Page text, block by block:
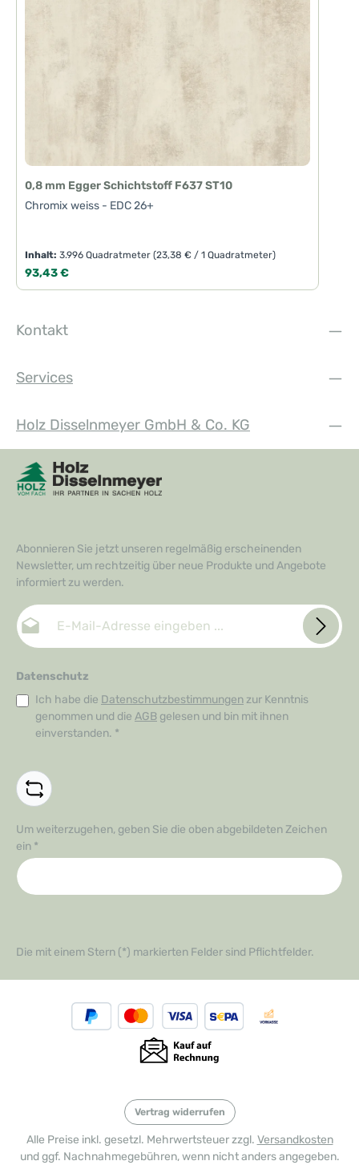
0,8 mm Egger Schichtstoff F637 ST10
Chromix weiss - EDC 26+
Inhalt:3.996 Quadratmeter(23,38 € / 1 Quadratmeter)
Regulärer Preis:
93,43 €
Kontakt
Services
Holz Disselnmeyer GmbH & Co. KG
Abonnieren Sie jetzt unseren regelmäßig erscheinenden
Newsletter, um rechtzeitig über neue Produkte und Angebote
informiert zu werden.
E-Mail-Adresse*
Datenschutz
Ich habe die Datenschutzbestimmungen zur Kenntnis
genommen und die AGB gelesen und bin mit ihnen
einverstanden. *
Um weiterzugehen, geben Sie die oben abgebildeten Zeichen
ein *
Die mit einem Stern (*) markierten Felder sind Pflichtfelder.
Vertrag widerrufen
Alle Preise inkl. gesetzl. Mehrwertsteuer zzgl. Versandkosten
und ggf. Nachnahmegebühren, wenn nicht anders angegeben.